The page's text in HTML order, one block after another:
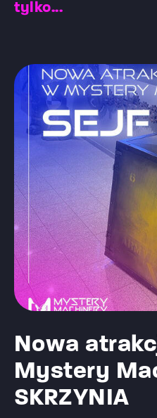
tylko...
Nowa
Mystery
SKRZYNIA